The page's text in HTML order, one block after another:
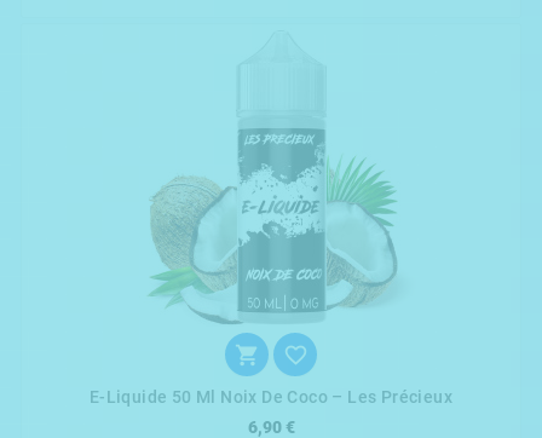
 
E-Liquide 50 Ml Noix De Coco – Les Précieux
6,90 €